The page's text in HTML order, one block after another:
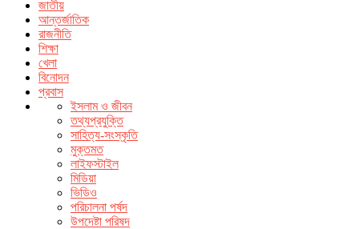
জাতীয়
আন্তর্জাতিক
রাজনীতি
শিক্ষা
খেলা
বিনোদন
প্রবাস
ইসলাম ও জীবন
তথ্যপ্রযুক্তি
সাহিত্য-সংস্কৃতি
মুক্তমত
লাইফস্টাইল
মিডিয়া
ভিডিও
পরিচালনা পর্ষদ
উপদেষ্টা পরিষদ